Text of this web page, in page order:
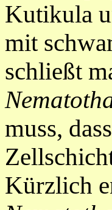
Kutikula
mit
schließt
muss,
Kürzlich